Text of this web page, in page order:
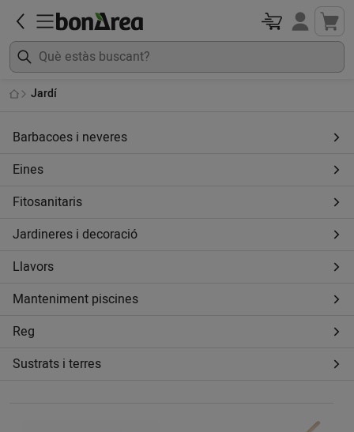
Jardí
Barbacoes i neveres
Eines
Fitosanitaris
Jardineres i decoració
Llavors
Manteniment piscines
Reg
Sustrats i terres